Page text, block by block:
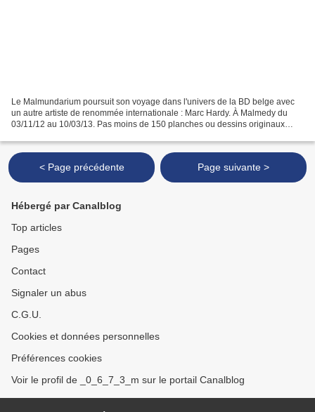
Le Malmundarium poursuit son voyage dans l'univers de la BD belge avec
un autre artiste de renommée internationale : Marc Hardy. À Malmedy du
03/11/12 au 10/03/13. Pas moins de 150 planches ou dessins originaux
< Page précédente Page suivante >
Hébergé par Canalblog
Top articles
Pages
Contact
Signaler un abus
C.G.U.
Cookies et données personnelles
Préférences cookies
Voir le profil de _0_6_7_3_m sur le portail Canalblog